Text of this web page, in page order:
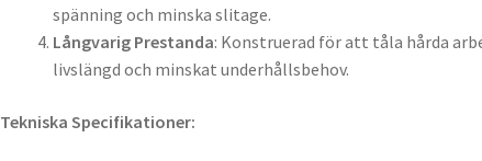
spänning och minska slitage.
Långvarig Prestanda: Konstruerad för att tåla hårda
livslängd och minskat underhållsbehov.
Tekniska Specifikationer: